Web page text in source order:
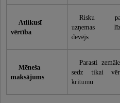
Atlikusī
vērtība
Risku
uzņemas
devējs
Mēneša
maksājums
Parasti
sedz tikai
kritumu